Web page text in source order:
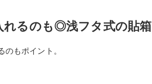
れるのも◎浅フタ式の貼箱
もポイント。